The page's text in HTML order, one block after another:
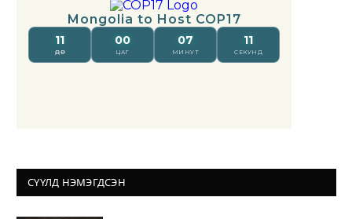
СҮҮЛД НЭМЭГДСЭН